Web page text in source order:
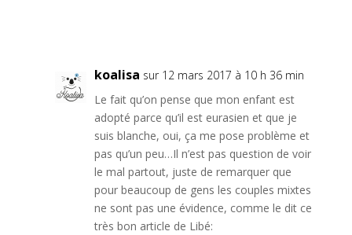
koalisa sur 12 mars 2017 à 10 h 36 min
Le fait qu’on pense que mon enfant est
adopté parce qu’il est eurasien et que je
suis blanche, oui, ça me pose problème et
pas qu’un peu…Il n’est pas question de voir
le mal partout, juste de remarquer que
pour beaucoup de gens les couples mixtes
ne sont pas une évidence, comme le dit ce
très bon article de Libé: